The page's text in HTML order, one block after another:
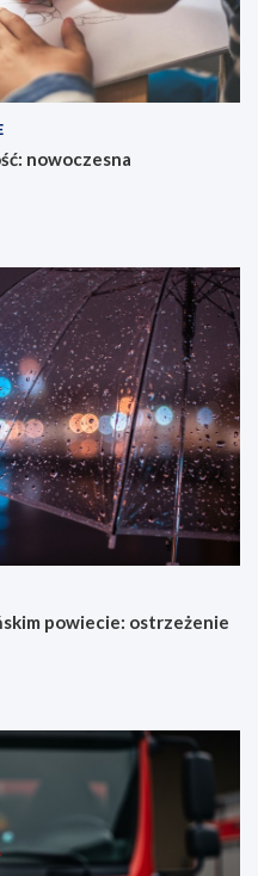
nowoczesna
powiecie: ostrzeżenie